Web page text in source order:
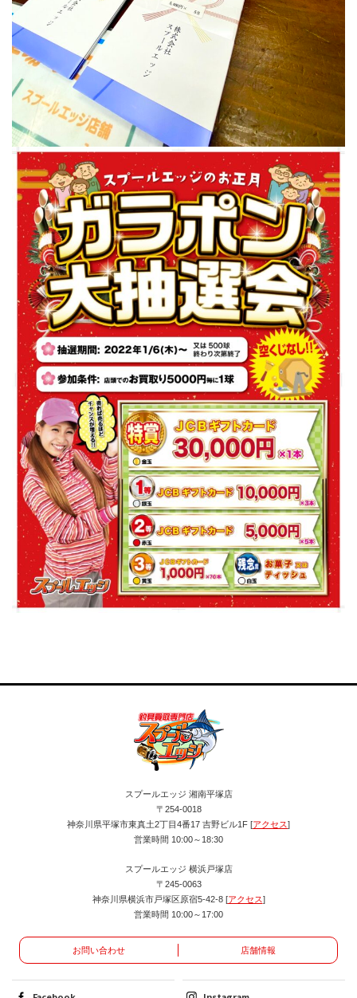
スプールエッジ 湘南平塚店
〒254-0018
神奈川県平塚市東真土2丁目4番17 吉野ビル1F [アクセス]
営業時間 10:00～18:30
スプールエッジ 横浜戸塚店
〒245-0063
神奈川県横浜市戸塚区原宿5-42-8 [アクセス]
営業時間 10:00～17:00
お問い合わせ 店舗情報